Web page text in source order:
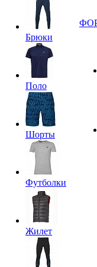
Брюки
Поло
Шорты
Футболки
Жилет